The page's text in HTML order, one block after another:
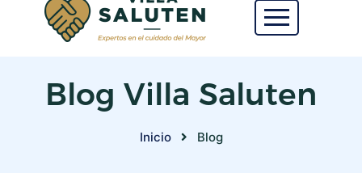
Blog Villa Saluten
Inicio Blog